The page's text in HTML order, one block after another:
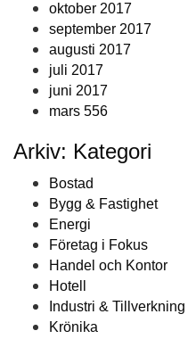
oktober 2017
september 2017
augusti 2017
juli 2017
juni 2017
mars 556
Arkiv: Kategori
Bostad
Bygg & Fastighet
Energi
Företag i Fokus
Handel och Kontor
Hotell
Industri & Tillverkning
Krönika